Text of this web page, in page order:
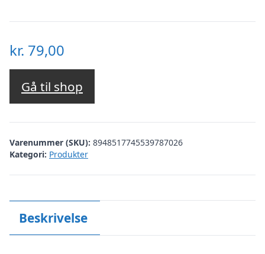
kr. 79,00
Gå til shop
Varenummer (SKU): 8948517745539787026
Kategori: Produkter
Beskrivelse